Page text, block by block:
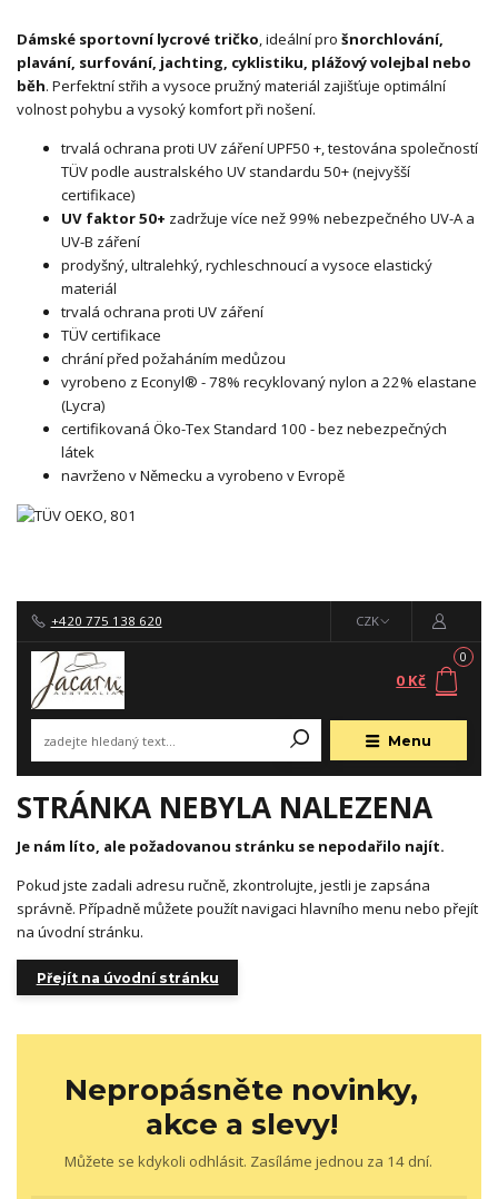
Dámské sportovní lycrové tričko, ideální pro šnorchlování,
plavání, surfování, jachting, cyklistiku, plážový volejbal nebo
běh. Perfektní střih a vysoce pružný materiál zajišťuje optimální
volnost pohybu a vysoký komfort při nošení.
trvalá ochrana proti UV záření UPF50 +, testována společností
TÜV podle australského UV standardu 50+ (nejvyšší
certifikace)
UV faktor 50+ zadržuje více než 99% nebezpečného UV-A a
UV-B záření
prodyšný, ultralehký, rychleschnoucí a vysoce elastický
materiál
trvalá ochrana proti UV záření
TÜV certifikace
chrání před požaháním medůzou
vyrobeno z Econyl® - 78% recyklovaný nylon a 22% elastane
(Lycra)
certifikovaná Öko-Tex Standard 100 - bez nebezpečných
látek
navrženo v Německu a vyrobeno v Evropě
Menu
CZK
+420 775 138 620
0
0 Kč
STRÁNKA NEBYLA NALEZENA
Je nám líto, ale požadovanou stránku se nepodařilo najít.
Pokud jste zadali adresu ručně, zkontrolujte, jestli je zapsána
správně. Případně můžete použít navigaci hlavního menu nebo přejít
na úvodní stránku.
Přejít na úvodní stránku
Nepropásněte novinky,
akce a slevy!
Můžete se kdykoli odhlásit. Zasíláme jednou za 14 dní.